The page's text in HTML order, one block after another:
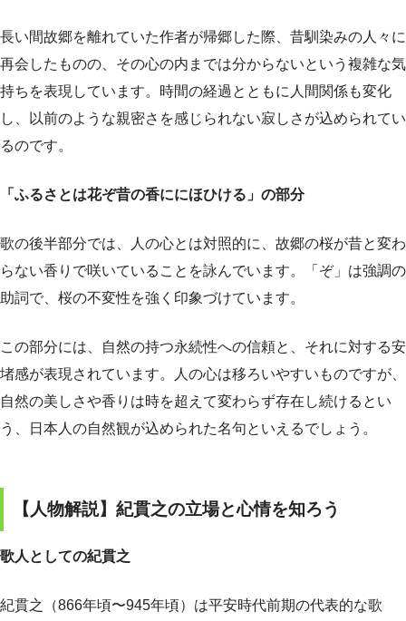
長い間故郷を離れていた作者が帰郷した際、昔馴染みの人々に
再会したものの、その心の内までは分からないという複雑な気
持ちを表現しています。時間の経過とともに人間関係も変化
し、以前のような親密さを感じられない寂しさが込められてい
るのです。
「ふるさとは花ぞ昔の香ににほひける」の部分
歌の後半部分では、人の心とは対照的に、故郷の桜が昔と変わ
らない香りで咲いていることを詠んでいます。「ぞ」は強調の
助詞で、桜の不変性を強く印象づけています。
この部分には、自然の持つ永続性への信頼と、それに対する安
堵感が表現されています。人の心は移ろいやすいものですが、
自然の美しさや香りは時を超えて変わらず存在し続けるとい
う、日本人の自然観が込められた名句といえるでしょう。
【人物解説】紀貫之の立場と心情を知ろう
歌人としての紀貫之
紀貫之（866年頃〜945年頃）は平安時代前期の代表的な歌